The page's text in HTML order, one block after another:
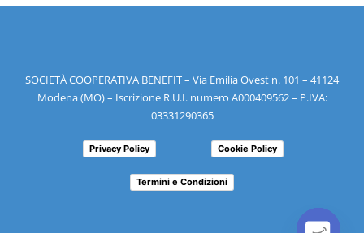
SOCIETÀ COOPERATIVA BENEFIT – Via Emilia Ovest n. 101 – 41124
Modena (MO) – Iscrizione R.U.I. numero A000409562 – P.IVA:
03331290365
Privacy Policy Cookie Policy
Termini e Condizioni